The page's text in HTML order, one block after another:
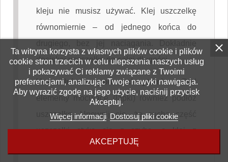
Ta witryna korzysta z własnych plików cookie i plików
cookie stron trzecich w celu ulepszenia naszych usług
i pokazywać Ci reklamy związane z Twoimi
preferencjami, analizując Twoje nawyki nawigacja.
Aby wyrazić zgodę na jego użycie, naciśnij przycisk
Akceptuj.
Więcej informacji Dostosuj pliki cookie
AKCEPTUJĘ
kleju nie musisz używać. Klej uszczelkę
równomiernie – od jednego końca do
dociskaj uszczelkę na całej długości.
Uszczelnienie pod uchwytami-Pod
elementy mocujące (łapki) również podłóż
uszczelkę. Upewnij się, że sucha część
uszczelki styka się z szybą, a klej z